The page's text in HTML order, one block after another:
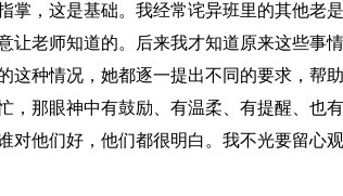
掌，这是基础。我经常诧异班里的其他老
让老师知道的。后来我才知道原来这些事
这种情况，她都逐一提出不同的要求，帮
，那眼神中有鼓励、有温柔、有提醒、也
对他们好，他们都很明白。我不光要留心观